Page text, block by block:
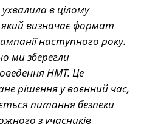
в цілому
визначає формат
наступного року.
ми зберегли
НМТ. Це
рішення у воєнний час,
питання безпеки
з учасників